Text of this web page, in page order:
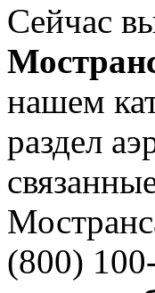
Сейчас
нашем
раздел
(800)